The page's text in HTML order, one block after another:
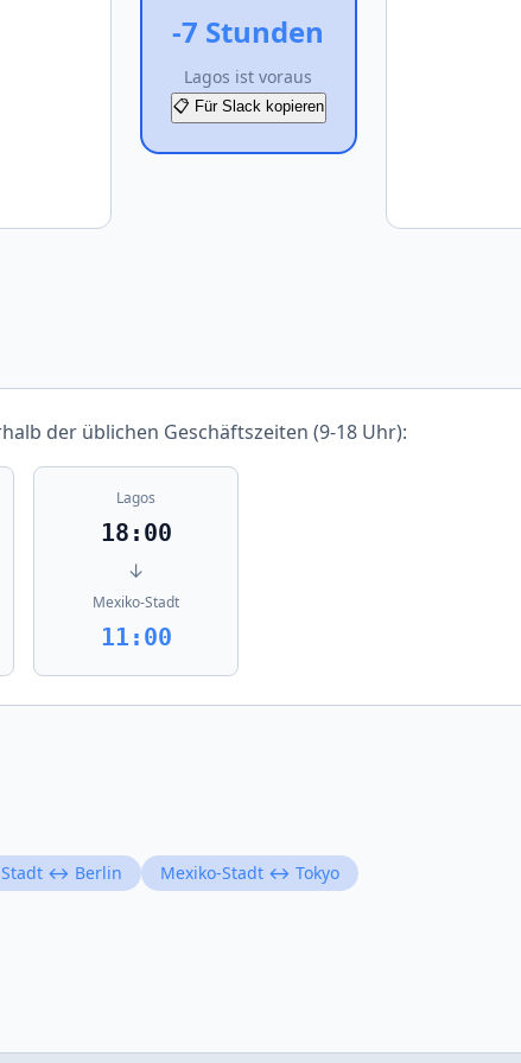
-7 Stunden
Lagos ist voraus
📋 Für Slack kopieren
der üblichen Geschäftszeiten (9-18 Uhr):
Lagos
18:00
↓
Mexiko-Stadt
11:00
Stadt ↔ Berlin Mexiko-Stadt ↔ Tokyo